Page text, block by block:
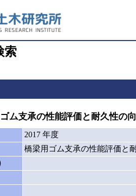
索
ム支承の性能評価と耐久性の
2017 年度
橋梁用ゴム支承の性能評価と